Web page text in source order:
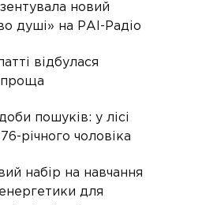
новий
душі» на РАІ-Радіо
відбулася
проща
пошуків: у лісі
річного чоловіка
набір на навчання
енергетики для